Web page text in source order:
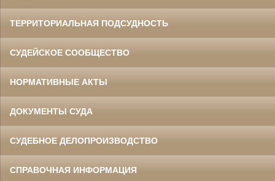
ТЕРРИТОРИАЛЬНАЯ ПОДСУДНОСТЬ
СУДЕЙСКОЕ СООБЩЕСТВО
НОРМАТИВНЫЕ АКТЫ
ДОКУМЕНТЫ СУДА
СУДЕБНОЕ ДЕЛОПРОИЗВОДСТВО
СПРАВОЧНАЯ ИНФОРМАЦИЯ